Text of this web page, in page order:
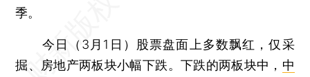
季。
今日（3月1日）股票盘面上多数飘红，仅采
掘、房地产两板块小幅下跌。下跌的两板块中， 中